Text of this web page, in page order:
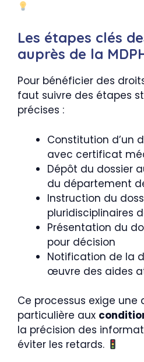
Les étapes clés
auprès de la
Pour bénéficier des
faut suivre des étapes
précises :
Constitution d’un
avec certificat
Dépôt du dossier
du département
Instruction du
pluridisciplinaires
Présentation du
pour décision
Notification de la
œuvre des aides
Ce processus exige une
particulière aux
la précision des
éviter les retards.